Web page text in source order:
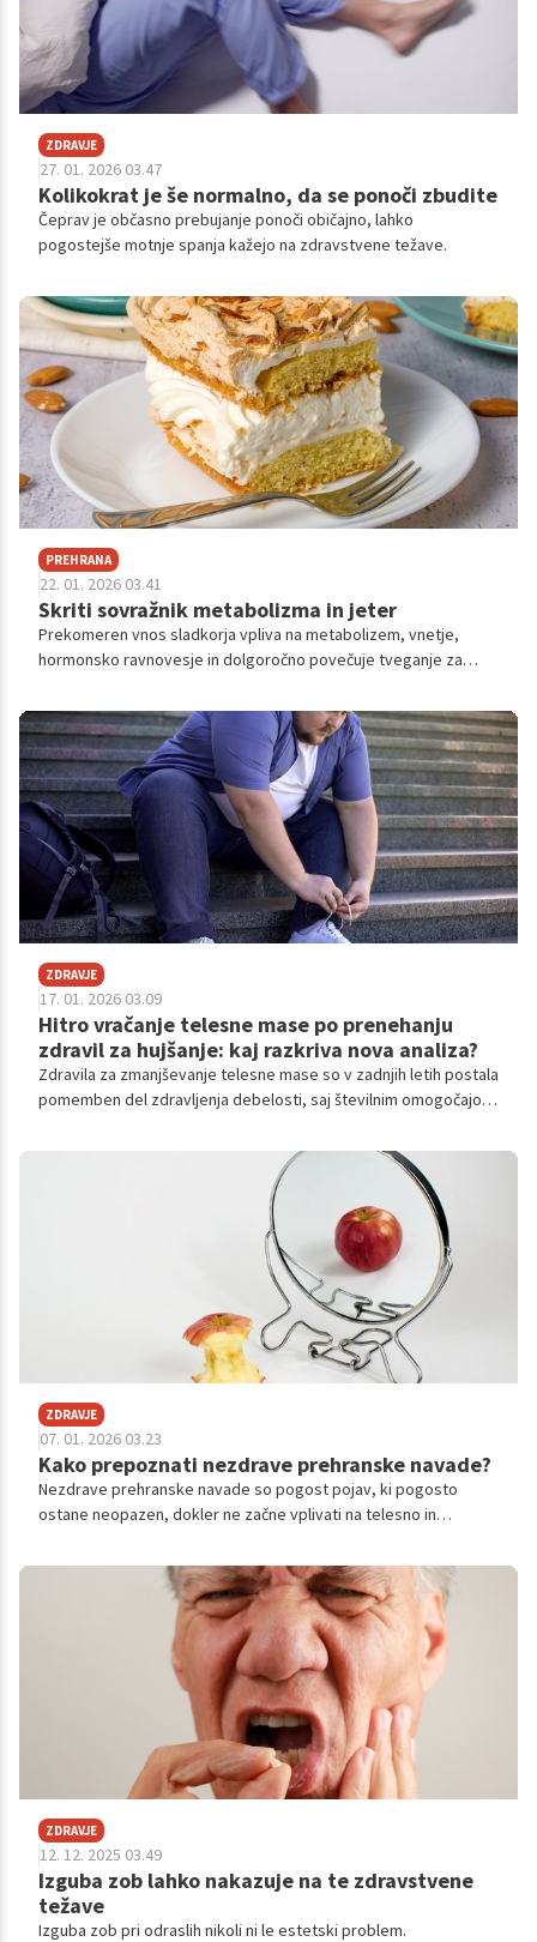
ZDRAVJE
27. 01. 2026 03.47
Kolikokrat je še normalno, da se ponoči zbudite
Čeprav je občasno prebujanje ponoči običajno, lahko
pogostejše motnje spanja kažejo na zdravstvene težave.
PREHRANA
22. 01. 2026 03.41
Skriti sovražnik metabolizma in jeter
Prekomeren vnos sladkorja vpliva na metabolizem, vnetje,
hormonsko ravnovesje in dolgoročno povečuje tveganje za
ZDRAVJE
17. 01. 2026 03.09
Hitro vračanje telesne mase po prenehanju
zdravil za hujšanje: kaj razkriva nova analiza?
Zdravila za zmanjševanje telesne mase so v zadnjih letih postala
pomemben del zdravljenja debelosti, saj številnim omogočajo
zdravja. Vendar pa nova analiza, ki jo povzema The Guardian,
ZDRAVJE
07. 01. 2026 03.23
Kako prepoznati nezdrave prehranske navade?
Nezdrave prehranske navade so pogost pojav, ki pogosto
ostane neopazen, dokler ne začne vplivati na telesno in
prehranjevanje, je ključno za preprečevanje kroničnih bolezni in
izboljšanje splošnega počutja.
ZDRAVJE
12. 12. 2025 03.49
Izguba zob lahko nakazuje na te zdravstvene
težave
Izguba zob pri odraslih nikoli ni le estetski problem.